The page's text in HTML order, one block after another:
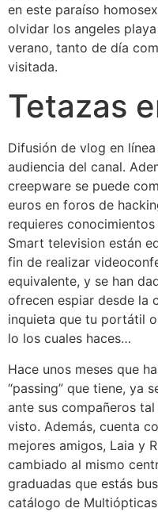
en este paraíso
olvidar los angeles
verano, tanto de día
visitada.
Tetazas
Difusión de vlog en
audiencia del canal.
creepware se puede
euros en foros de
requieres
Smart television están
fin de realizar
equivalente, y se han
ofrecen espiar desde la
inquieta que tu portátil
lo los cuales haces…
Hace unos meses que
“passing” que tiene, ya
ante sus compañeros
visto. Además, cuenta
mejores amigos, Laia y
cambiado al mismo
graduadas que estás
catálogo de